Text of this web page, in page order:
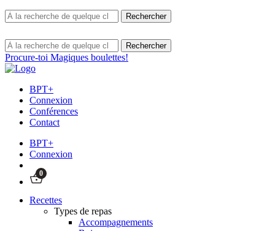
Procure-toi Magiques boulettes!
BPT+
Connexion
Conférences
Contact
BPT+
Connexion
0
Recettes
Types de repas
Accompagnements